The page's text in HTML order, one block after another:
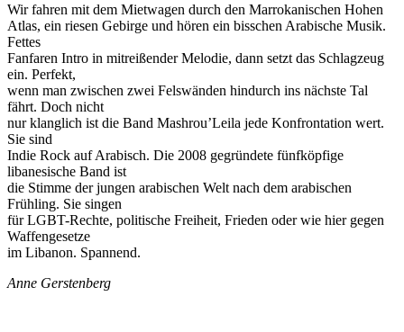
Wir fahren mit dem Mietwagen durch den Marrokanischen Hohen
Atlas, ein riesen Gebirge und hören ein bisschen Arabische Musik.
Fettes
Fanfaren Intro in mitreißender Melodie, dann setzt das Schlagzeug
ein. Perfekt,
wenn man zwischen zwei Felswänden hindurch ins nächste Tal
fährt. Doch nicht
nur klanglich ist die Band Mashrou’Leila jede Konfrontation wert.
Sie sind
Indie Rock auf Arabisch. Die 2008 gegründete fünfköpfige
libanesische Band ist
die Stimme der jungen arabischen Welt nach dem arabischen
Frühling. Sie singen
für LGBT-Rechte, politische Freiheit, Frieden oder wie hier gegen
Waffengesetze
im Libanon. Spannend.
Anne Gerstenberg